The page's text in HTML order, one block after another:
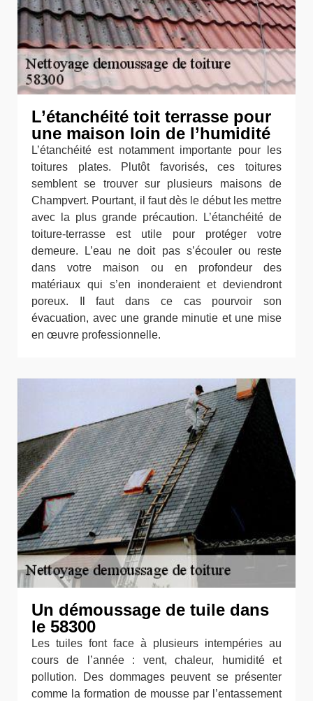
L’étanchéité toit terrasse pour
une maison loin de l’humidité
L’étanchéité est notamment importante pour les
toitures plates. Plutôt favorisés, ces toitures
semblent se trouver sur plusieurs maisons de
Champvert. Pourtant, il faut dès le début les mettre
avec la plus grande précaution. L’étanchéité de
toiture-terrasse est utile pour protéger votre
demeure. L’eau ne doit pas s’écouler ou reste
dans votre maison ou en profondeur des
matériaux qui s’en inonderaient et deviendront
poreux. Il faut dans ce cas pourvoir son
évacuation, avec une grande minutie et une mise
en œuvre professionnelle.
Un démoussage de tuile dans
le 58300
Les tuiles font face à plusieurs intempéries au
cours de l’année : vent, chaleur, humidité et
pollution. Des dommages peuvent se présenter
comme la formation de mousse par l’entassement